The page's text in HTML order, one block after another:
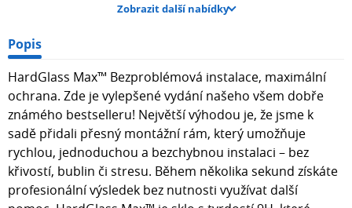
Zobrazit další nabídky
Popis
HardGlass Max™ Bezproblémová instalace, maximální
ochrana. Zde je vylepšené vydání našeho všem dobře
známého bestselleru! Největší výhodou je, že jsme k
sadě přidali přesný montážní rám, který umožňuje
rychlou, jednoduchou a bezchybnou instalaci – bez
křivostí, bublin či stresu. Během několika sekund získáte
profesionální výsledek bez nutnosti využívat další